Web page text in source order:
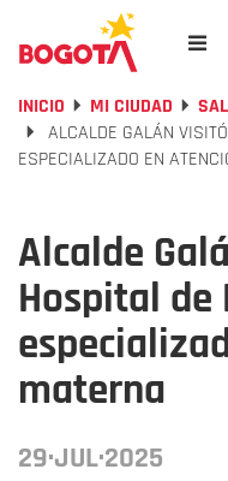
INICIO MI CIUDAD
ALCALDE GALÁN
ESPECIALIZADO EN
Alcalde
Hospital de
materna
29·JUL·2025